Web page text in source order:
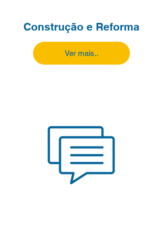
Construção e Reforma
Ver mais..